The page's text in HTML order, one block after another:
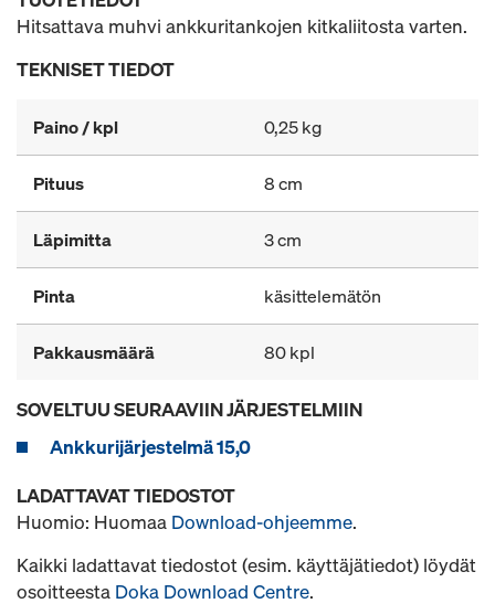
Hitsattava muhvi ankkuritankojen kitkaliitosta varten.
TEKNISET TIEDOT
Paino / kpl 0,25 kg
Pituus 8 cm
Läpimitta 3 cm
Pinta käsittelemätön
Pakkausmäärä 80 kpl
SOVELTUU SEURAAVIIN JÄRJESTELMIIN
Ankkurijärjestelmä 15,0
LADATTAVAT TIEDOSTOT
Huomio: Huomaa Download-ohjeemme.
Kaikki ladattavat tiedostot (esim. käyttäjätiedot) löydät
osoitteesta Doka Download Centre.